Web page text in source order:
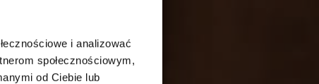
i analizować
społecznościowym,
od Ciebie lub